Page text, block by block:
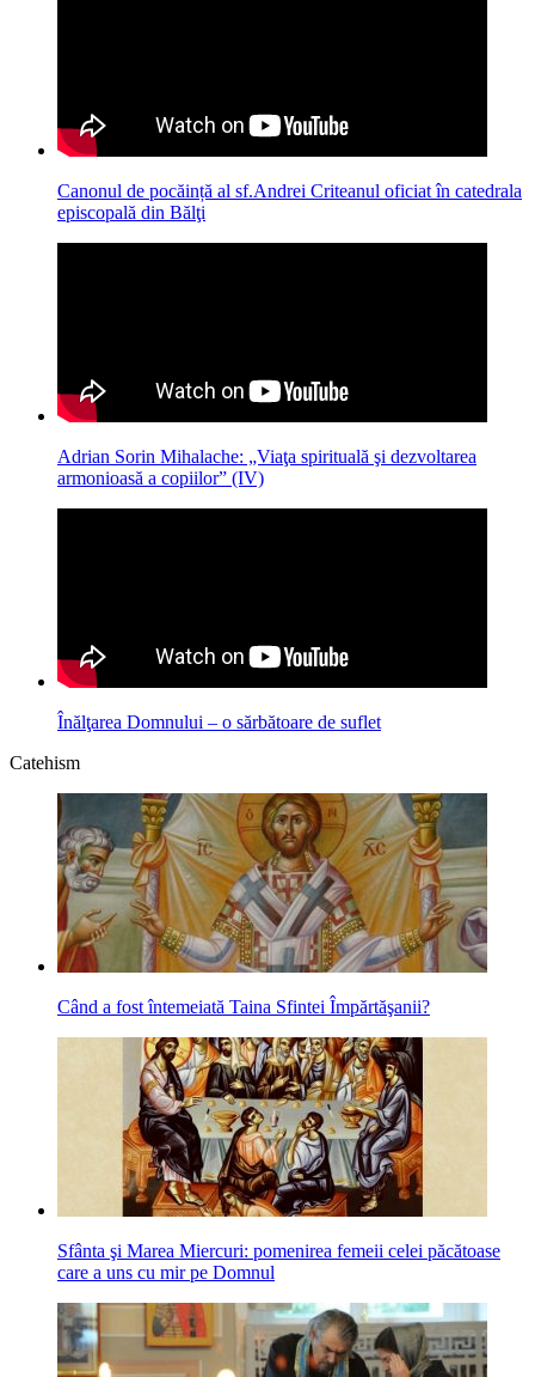
Canonul de pocăință al sf.Andrei Criteanul oficiat în catedrala
episcopală din Bălţi
Adrian Sorin Mihalache: „Viaţa spirituală şi dezvoltarea
armonioasă a copiilor” (IV)
Înălţarea Domnului – o sărbătoare de suflet
Catehism
Când a fost întemeiată Taina Sfintei Împărtăşanii?
Sfânta şi Marea Miercuri: pomenirea femeii celei păcătoase
care a uns cu mir pe Domnul